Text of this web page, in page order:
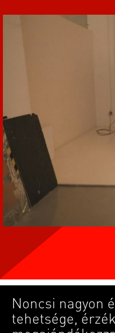
Noncsi nagyon
tehetsége,